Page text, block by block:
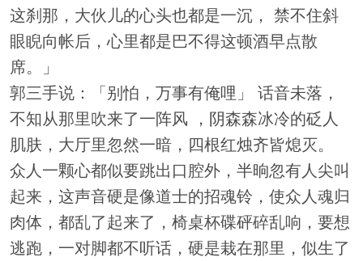
这刹那，大伙儿的心头也都是一沉， 禁不住斜
眼睨向帐后，心里都是巴不得这顿酒早点散
席。」
郭三手说：「别怕，万事有俺哩」 话音未落，
不知从那里吹来了一阵风 ，阴森森冰冷的砭人
肌肤，大厅里忽然一暗，四根红烛齐皆熄灭。
众人一颗心都似要跳出口腔外，半晌忽有人尖叫
起来，这声音硬是像道士的招魂铃，使众人魂归
肉体，都乱了起来了，椅桌杯碟砰碎乱响，要想
逃跑，一对脚都不听话，硬是栽在那里，似生了